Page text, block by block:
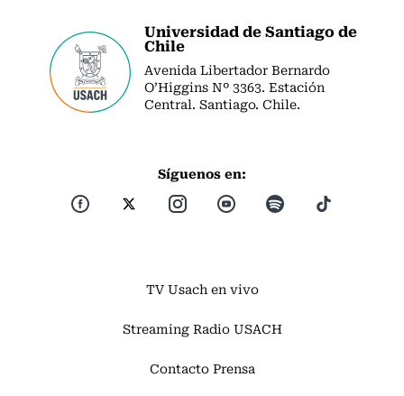
Universidad de Santiago de
Chile
Avenida Libertador Bernardo
O’Higgins Nº 3363. Estación
Central. Santiago. Chile.
Síguenos en:
TV Usach en vivo
Streaming Radio USACH
Contacto Prensa